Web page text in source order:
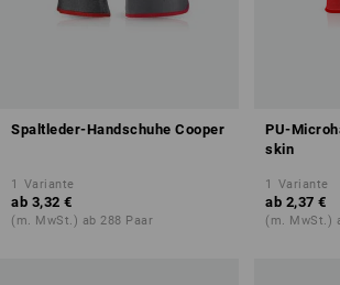
Spaltleder-Handschuhe Cooper
1 Variante
ab 3,32 €
(m. MwSt.) ab 288 Paar
PU-
skin
1 Variante
ab 2,37 €
(m. MwSt.)